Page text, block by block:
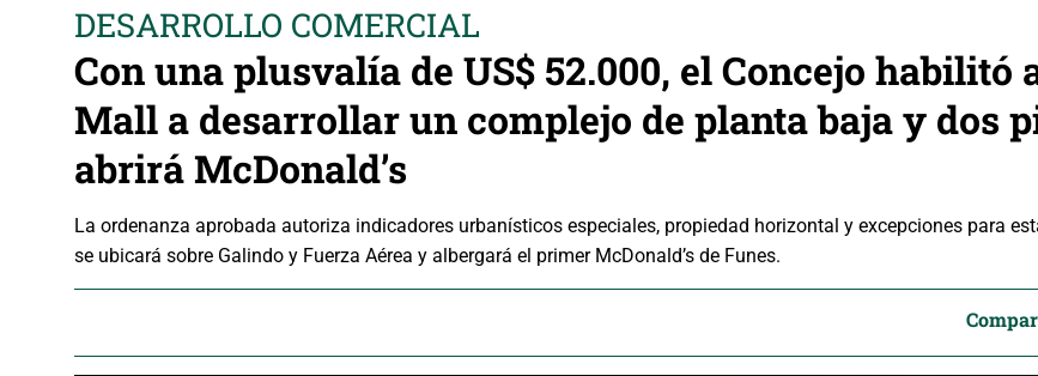
DESARROLLO COMERCIAL
Con una plusvalía de US$ 52.000, el Concejo habilitó
Mall a desarrollar un complejo de planta baja y dos
abrirá McDonald’s
La ordenanza aprobada autoriza indicadores urbanísticos especiales, propiedad horizontal y excepciones para
se ubicará sobre Galindo y Fuerza Aérea y albergará el primer McDonald’s de Funes.